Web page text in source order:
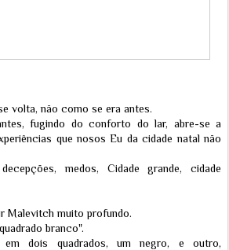
volta, não como se era antes.
fugindo do conforto do lar, abre-se a
que nosos Eu da cidade natal não
medos, Cidade grande, cidade
Malevitch muito profundo.
branco".
em dois quadrados, um negro, e outro,